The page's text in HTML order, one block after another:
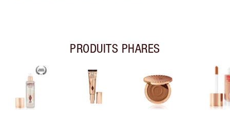
PRODUITS PHARES